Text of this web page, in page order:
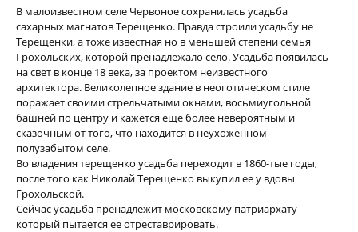
В малоизвестном селе Червоное сохранилась усадьба
сахарных магнатов Терещенко. Правда строили усадьбу не
Терещенки, а тоже известная но в меньшей степени семья
Грохольских, которой пренадлежало село. Усадьба появилась
на свет в конце 18 века, за проектом неизвестного
архитектора. Великолепное здание в неоготическом стиле
поражает своими стрельчатыми окнами, восьмиугольной
башней по центру и кажется еще более невероятным и
сказочным от того, что находится в неухоженном
полузабытом селе.
Во владения терещенко усадьба переходит в 1860-тые годы,
после того как Николай Терещенко выкупил ее у вдовы
Грохольской.
Сейчас усадьба пренадлежит московскому патриархату
который пытается ее отреставрировать.